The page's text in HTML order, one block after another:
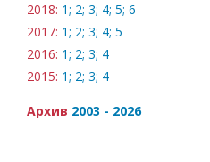
2018: 1; 2; 3; 4; 5; 6
2017: 1; 2; 3; 4; 5
2016: 1; 2; 3; 4
2015: 1; 2; 3; 4
Архив 2003 - 2026